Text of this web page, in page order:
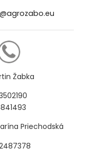
Žabka
Priechodská